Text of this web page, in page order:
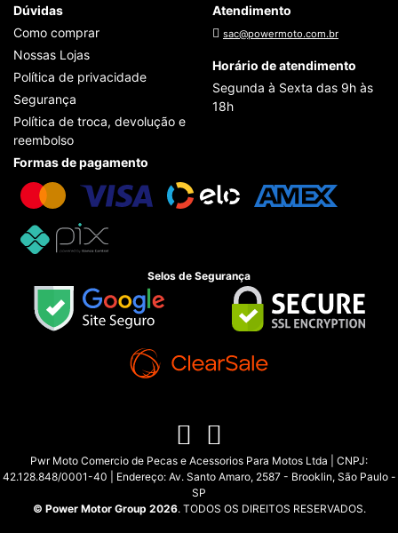
Dúvidas
Como comprar
Nossas Lojas
Política de privacidade
Segurança
Política de troca, devolução e
reembolso
Atendimento
sac@powermoto.com.br
Horário de atendimento
Segunda à Sexta das 9h às
18h
Formas de pagamento
Selos de Segurança
Pwr Moto Comercio de Pecas e Acessorios Para Motos Ltda | CNPJ:
42.128.848/0001-40 | Endereço: Av. Santo Amaro, 2587 - Brooklin, São Paulo -
SP
© Power Motor Group 2026. TODOS OS DIREITOS RESERVADOS.